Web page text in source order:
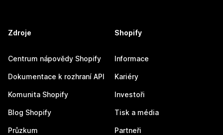
Zdroje
Centrum nápovědy Shopify
Dokumentace k rozhraní API
Komunita Shopify
Blog Shopify
Průzkum
Shopify
Informace
Kariéry
Investoři
Tisk a média
Partneři